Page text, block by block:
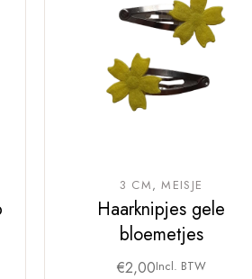
3 CM MEISJE
Haarknipjes gele
bloemetjes
€2,00Incl. BTW